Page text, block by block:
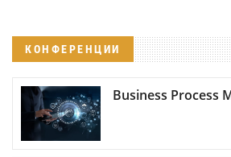
КОНФЕРЕНЦИИ
Business Process